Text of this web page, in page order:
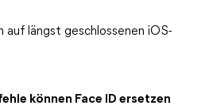
auf längst geschlossenen iOS-
können Face ID ersetzen